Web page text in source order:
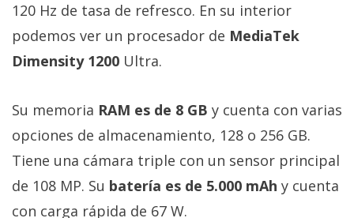
120 Hz de tasa de refresco. En su interior
podemos ver un procesador de MediaTek
Dimensity 1200 Ultra.
Su memoria RAM es de 8 GB y cuenta con varias
opciones de almacenamiento, 128 o 256 GB.
Tiene una cámara triple con un sensor principal
de 108 MP. Su batería es de 5.000 mAh y cuenta
con carga rápida de 67 W.